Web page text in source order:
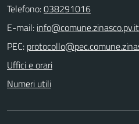
Telefono:038291016
E-mail:
PEC:
Uffici e orari
Numeri utili